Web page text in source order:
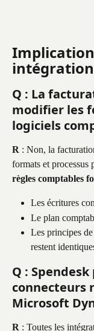
Q : La
modifier les
logiciels
R : Non, la
formats et processus
règles comptables
Les écritures
Le plan
Les principes
restent
Q :
connecteurs
Microsoft
R : Toutes les